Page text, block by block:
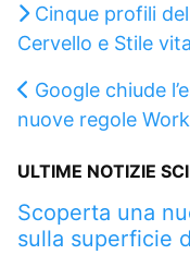
Cinque profili
Cervello e Stile vita
Google chiude
nuove regole
ULTIME NOTIZIE
Scoperta una
sulla superficie